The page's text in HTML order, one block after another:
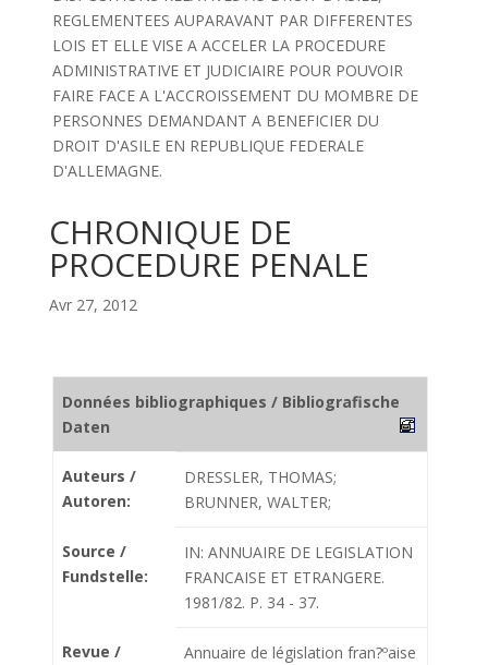
REGLEMENTEES AUPARAVANT PAR DIFFERENTES
LOIS ET ELLE VISE A ACCELER LA PROCEDURE
ADMINISTRATIVE ET JUDICIAIRE POUR POUVOIR
FAIRE FACE A L'ACCROISSEMENT DU MOMBRE DE
PERSONNES DEMANDANT A BENEFICIER DU
DROIT D'ASILE EN REPUBLIQUE FEDERALE
D'ALLEMAGNE.
CHRONIQUE DE
PROCEDURE PENALE
Avr 27, 2012
Données bibliographiques / Bibliografische
Daten
Auteurs /
Autoren:
DRESSLER, THOMAS;
BRUNNER, WALTER;
Source /
Fundstelle:
IN: ANNUAIRE DE LEGISLATION
FRANCAISE ET ETRANGERE.
1981/82. P. 34 - 37.
Revue /
Annuaire de législation fran?ºaise